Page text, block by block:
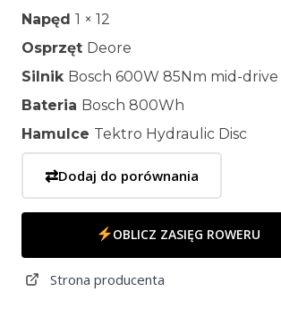
Napęd 1 × 12
Osprzęt Deore
Silnik Bosch 600W 85Nm mid-drive
Bateria Bosch 800Wh
Hamulce Tektro Hydraulic Disc
⇄Dodaj do porównania
OBLICZ ZASIĘG ROWERU
Strona producenta